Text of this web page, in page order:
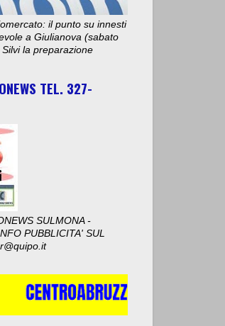
il punto su innesti
a Giulianova (sabato
la preparazione
TEL. 327-
SULMONA -
PUBBLICITA' SUL